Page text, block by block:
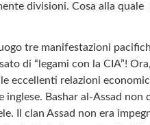
divisioni. Cosa alla
tre manifestazioni
di “legami con la CIA”!
eccellenti relazioni
inglese. Bashar al-Assad
Il clan Assad non era